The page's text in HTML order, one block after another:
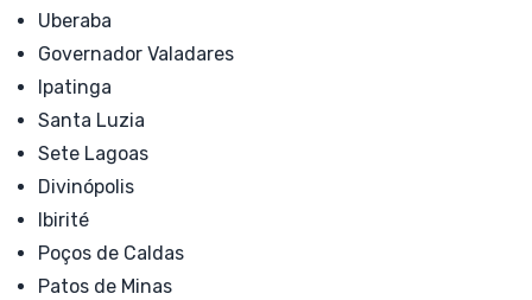
Uberaba
Governador Valadares
Ipatinga
Santa Luzia
Sete Lagoas
Divinópolis
Ibirité
Poços de Caldas
Patos de Minas